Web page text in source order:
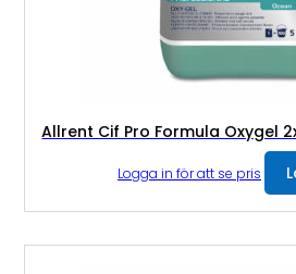
Allrent Cif Pro Formula Oxygel
Logga in för att se pris